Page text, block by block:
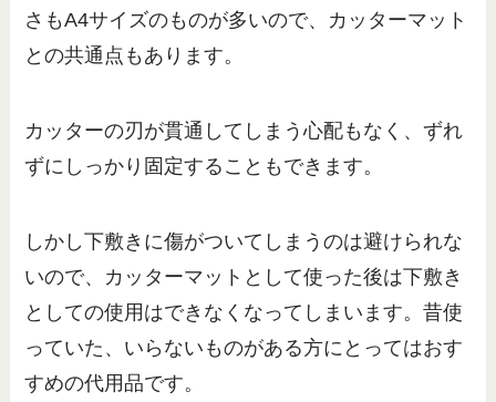
さもA4サイズのものが多いので、カッターマット
との共通点もあります。
カッターの刃が貫通してしまう心配もなく、ずれ
ずにしっかり固定することもできます。
しかし下敷きに傷がついてしまうのは避けられな
いので、カッターマットとして使った後は下敷き
としての使用はできなくなってしまいます。昔使
っていた、いらないものがある方にとってはおす
すめの代用品です。